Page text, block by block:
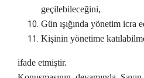
geçilebileceğini,
Gün ışığında yönetim icra
Kişinin yönetime
ifade etmiştir.